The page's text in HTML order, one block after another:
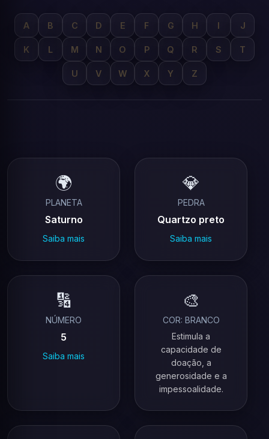
A B C D E F G H I J
K L M N O P Q R S T
U V W X Y Z
🌍
PLANETA
Saturno
Saiba mais
💎
PEDRA
Quartzo preto
Saiba mais
🔢
NÚMERO
5
Saiba mais
🎨
COR: BRANCO
Estimula a
capacidade de
doação, a
generosidade e a
impessoalidade.